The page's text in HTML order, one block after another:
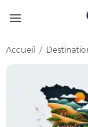
Accueil